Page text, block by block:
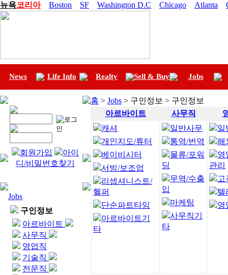
뉴욕코리아 Boston SF Washington D.C Chicago Atlanta
News Life Info Realty Sell & Buy Jobs
회원가입
아이
디/비밀번호찾기
Jobs
구인정보
아르바이트
사무직
영업직
기술직
전문직
홈 > Jobs > 구인정보 > 구인정보
아르바이트
사무직
캐셔
개인지도/튜터
베이비시터
서빙/보조업
리셉셔니스트/
헬퍼
단순파트타임
아르바이트기
타
일반사무
통역/번역
물류/포워
딩
무역/수출
입
마케팅
사무직기
타
일
해
영
관리
고
텔
영